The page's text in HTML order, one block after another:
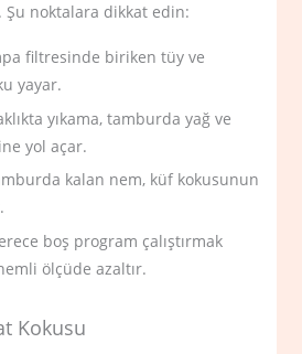
noktalara dikkat edin:
filtresinde biriken tüy ve
yayar.
yıkama, tamburda yağ ve
yol açar.
kalan nem, küf kokusunun
boş program çalıştırmak
ölçüde azaltır.
Kokusu